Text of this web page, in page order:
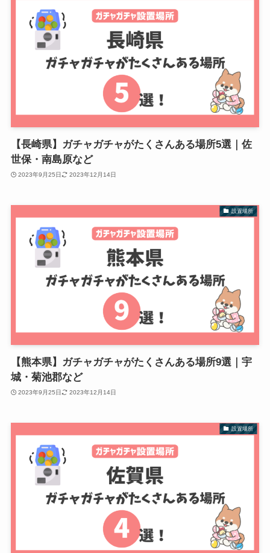
【長崎県】ガチャガチャがたくさんある場所5選｜佐
世保・南島原など
2023年9月25日 2023年12月14日
設置場所
【熊本県】ガチャガチャがたくさんある場所9選｜宇
城・菊池郡など
2023年9月25日 2023年12月14日
設置場所